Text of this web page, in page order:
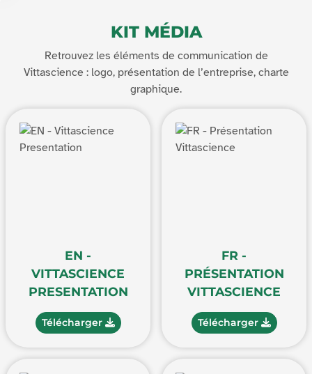
KIT MÉDIA
Retrouvez les éléments de communication de
Vittascience : logo, présentation de l’entreprise, charte
graphique.
EN -
VITTASCIENCE
PRESENTATION
Télécharger
FR -
PRÉSENTATION
VITTASCIENCE
Télécharger